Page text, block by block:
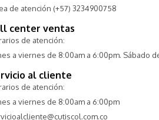
de atención (+57) 3234900758
center ventas
de atención:
a viernes de 8:00am a 6:00pm. Sábado
al cliente
de atención:
a viernes de 8:00am a 6:00pm